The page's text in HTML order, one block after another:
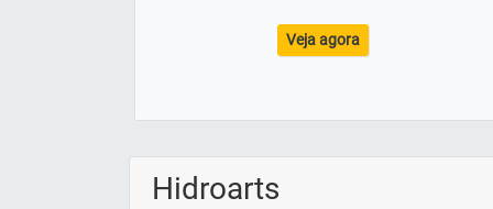
Veja agora
Hidroarts